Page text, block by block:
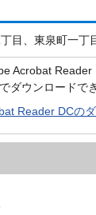
目、東泉町一丁
Acrobat Reader
ダウンロードで
Reader DCの